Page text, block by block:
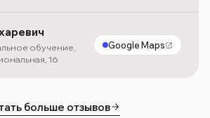
обучение,
16
Google Maps
больше отзывов